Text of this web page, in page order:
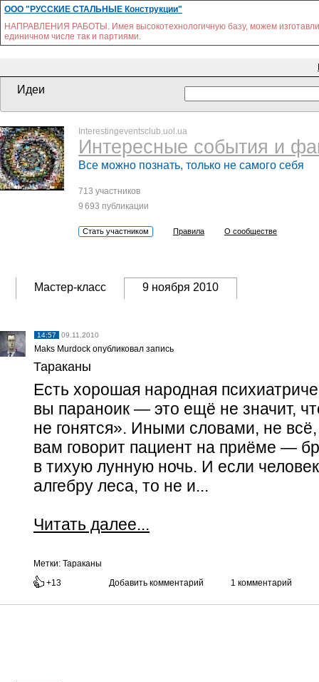
ООО "РУССКИЕ СТАЛЬНЫЕ Конструкции"
НАПРАВЛЕНИЯ РАБОТЫ. Имея высокотехнологичную базу, можем
единичном числе так и партиями.
Идеи
Interestingeventsclub.uol.ua
Интересные события и
Все можно познать, только не самого себя
713 участников
9 693 публикации
Стать участником Правила О сообществе
Мастер-класс 9 ноября 2010
14:57 09.11.2010
Maks Murdock опубликовал запись
Тараканы
Есть хорошая народная
вы параноик — это ещё не значит,
не гонятся». Иными словами, не всё,
вам говорит пациент на приёме —
в тихую лунную ночь. И если
алгебру леса, то не и...
Читать далее...
Метки: Тараканы
+13
Добавить комментарий 1 комментарий